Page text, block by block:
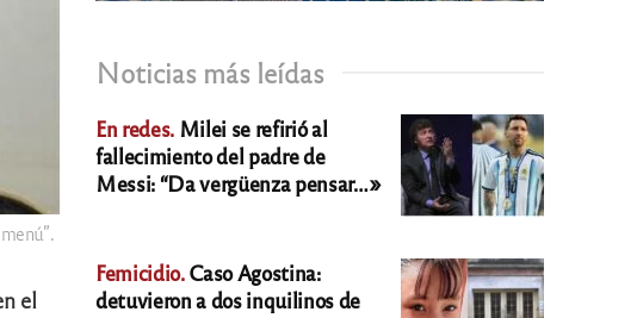
el
Noticias más leídas
En redes. Milei se refirió al
fallecimiento del padre de
Messi: “Da vergüenza pensar…»
Femicidio.Caso Agostina:
detuvieron a dos inquilinos de